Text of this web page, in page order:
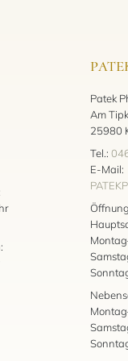
Patek
Am
25980
Tel.:
E-Mail: